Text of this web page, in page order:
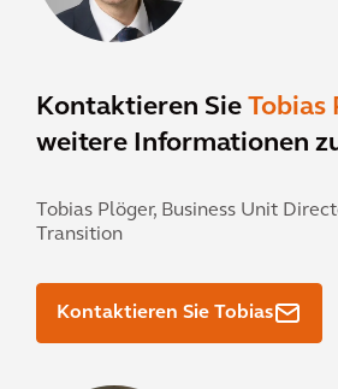
Kontaktieren Sie Tobias
weitere Informationen
Tobias Plöger, Business Unit
Transition
Kontaktieren Sie Tobias